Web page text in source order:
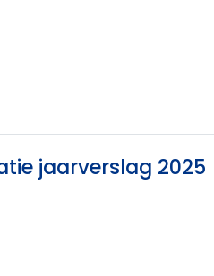
jaarverslag 2025